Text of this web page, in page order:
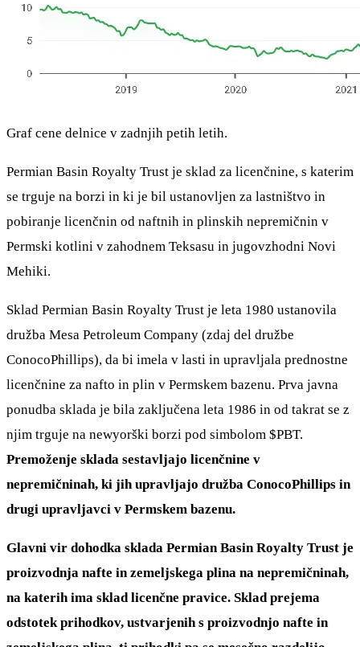
Graf cene delnice v zadnjih petih letih.
Permian Basin Royalty Trust je sklad za licenčnine, s katerim
se trguje na borzi in ki je bil ustanovljen za lastništvo in
pobiranje licenčnin od naftnih in plinskih nepremičnin v
Permski kotlini v zahodnem Teksasu in jugovzhodni Novi
Mehiki.
Sklad Permian Basin Royalty Trust je leta 1980 ustanovila
družba Mesa Petroleum Company (zdaj del družbe
ConocoPhillips), da bi imela v lasti in upravljala prednostne
licenčnine za nafto in plin v Permskem bazenu. Prva javna
ponudba sklada je bila zaključena leta 1986 in od takrat se z
njim trguje na newyorški borzi pod simbolom $PBT.
Premoženje sklada sestavljajo licenčnine v
nepremičninah, ki jih upravljajo družba ConocoPhillips in
drugi upravljavci v Permskem bazenu.
Glavni vir dohodka sklada Permian Basin Royalty Trust je
proizvodnja nafte in zemeljskega plina na nepremičninah,
na katerih ima sklad licenčne pravice. Sklad prejema
odstotek prihodkov, ustvarjenih s proizvodnjo nafte in